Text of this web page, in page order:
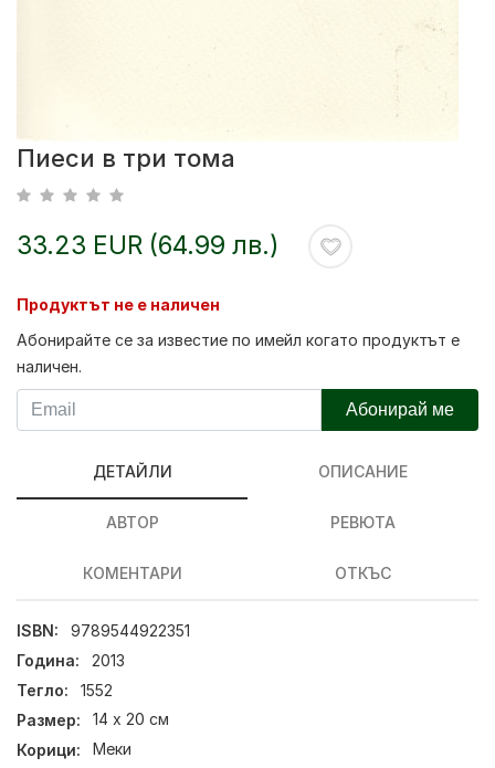
Пиеси в три тома
33.23 EUR (64.99 лв.)
Продуктът не е наличен
Абонирайте се за известие по имейл когато продуктът е
наличен.
Абонирай ме
ДЕТАЙЛИ ОПИСАНИЕ
АВТОР РЕВЮТА
КОМЕНТАРИ ОТКЪС
ISBN:
9789544922351
Година:
2013
Тегло:
1552
Размер:
14 х 20 см
Корици:
Меки